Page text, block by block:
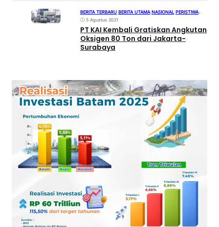
BERITA TERBARU BERITA UTAMA NASIONAL PERISTIWA•
5 Agustus 2021
PT KAI Kembali Gratiskan Angkutan
Oksigen 80 Ton dari Jakarta-
Surabaya